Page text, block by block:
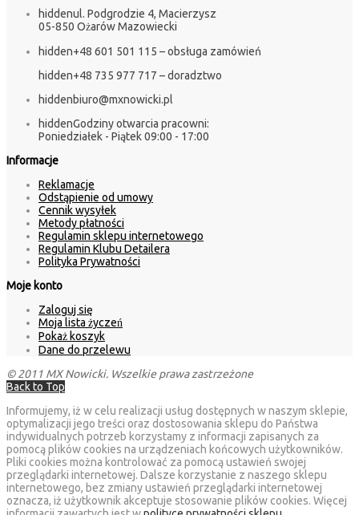
hiddenul. Podgrodzie 4, Macierzysz
05-850 Ożarów Mazowiecki
hidden+48 601 501 115 – obsługa zamówień
hidden+48 735 977 717 – doradztwo
hiddenbiuro@mxnowicki.pl
hiddenGodziny otwarcia pracowni:
Poniedziałek - Piątek 09:00 - 17:00
Informacje
Reklamacje
Odstąpienie od umowy
Cennik wysyłek
Metody płatności
Regulamin sklepu internetowego
Regulamin Klubu Detailera
Polityka Prywatności
Moje konto
Zaloguj się
Moja lista życzeń
Pokaż koszyk
Dane do przelewu
© 2011 MX Nowicki. Wszelkie prawa zastrzeżone
Back to Top
Informujemy, iż w celu realizacji usług dostępnych w naszym sklepie,
optymalizacji jego treści oraz dostosowania sklepu do Państwa
indywidualnych potrzeb korzystamy z informacji zapisanych za
pomocą plików cookies na urządzeniach końcowych użytkowników.
Pliki cookies można kontrolować za pomocą ustawień swojej
przeglądarki internetowej. Dalsze korzystanie z naszego sklepu
internetowego, bez zmiany ustawień przeglądarki internetowej
oznacza, iż użytkownik akceptuje stosowanie plików cookies. Więcej